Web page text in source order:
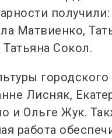
Матвиенко,
Сокол.
Лисняк,
и Ольге Жук.
работа